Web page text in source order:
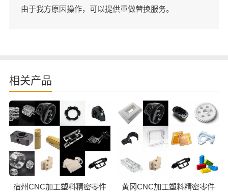
由于我方原因操作，可以提供重做替换服务。
相关产品
宿州CNC加工塑料精密零件 黄冈CNC加工塑料精密零件